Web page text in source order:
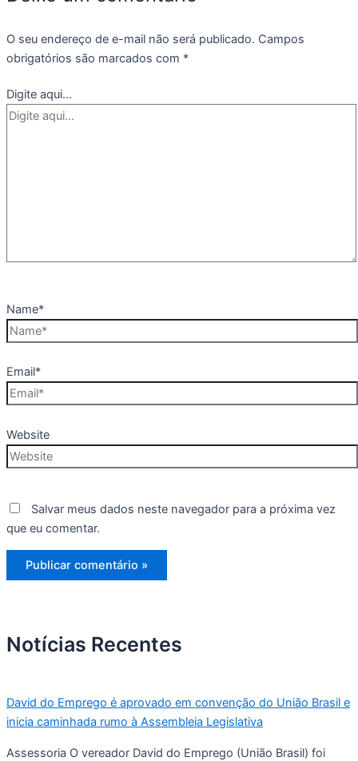
O seu endereço de e-mail não será publicado. Campos
obrigatórios são marcados com *
Digite aqui...
Name*
Email*
Website
Salvar meus dados neste navegador para a próxima vez
que eu comentar.
Notícias Recentes
David do Emprego é aprovado em convenção do União Brasil e
inicia caminhada rumo à Assembleia Legislativa
Assessoria O vereador David do Emprego (União Brasil) foi